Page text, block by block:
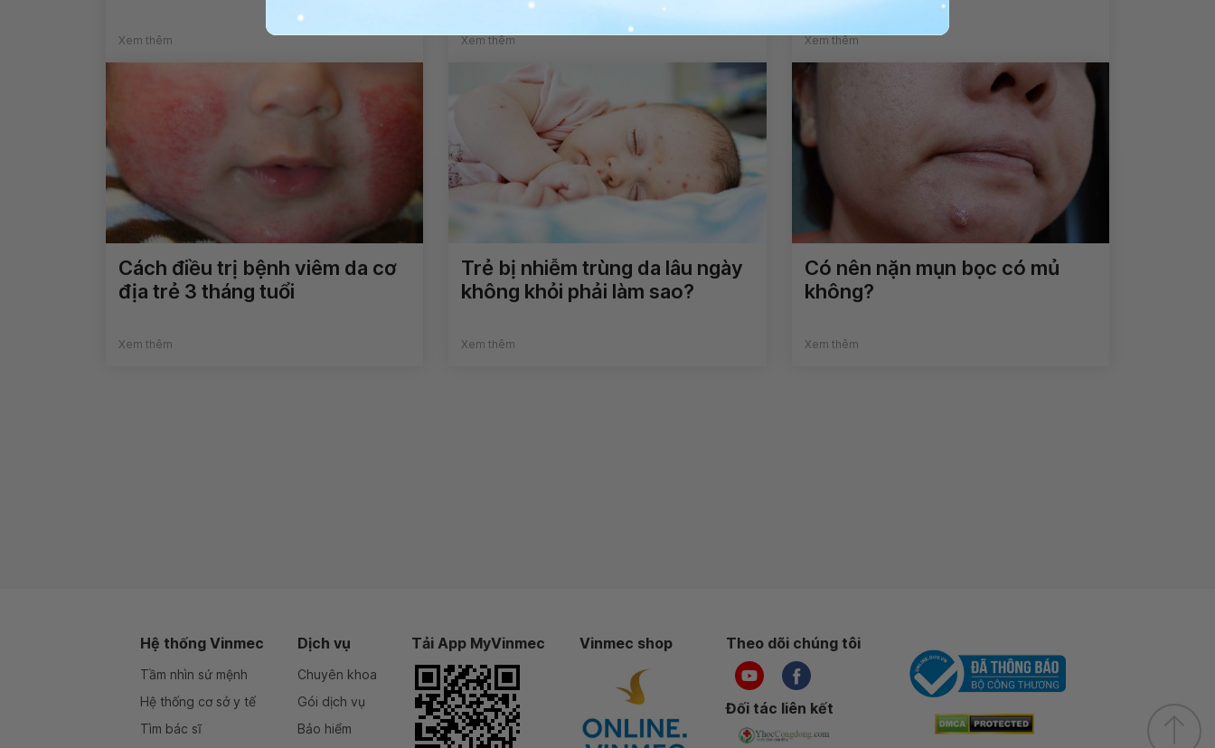
Xem thêm Xem thêm Xem thêm
Cách điều trị bệnh viêm da cơ
địa trẻ 3 tháng tuổi
Xem thêm
Trẻ bị nhiễm trùng da lâu ngày
không khỏi phải làm sao?
Xem thêm
Có nên nặn mụn bọc có mủ
không?
Xem thêm
Hệ thống Vinmec
Tầm nhìn sứ mệnh
Hệ thống cơ sở y tế
Tìm bác sĩ
Dịch vụ
Chuyên khoa
Gói dịch vụ
Bảo hiểm
Tải App MyVinmec Vinmec shop Theo dõi chúng tôi
Đối tác liên kết